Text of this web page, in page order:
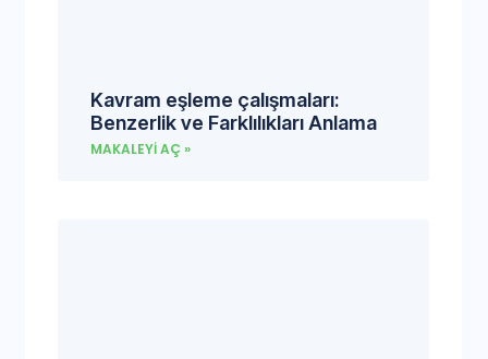
Kavram eşleme çalışmaları:
Benzerlik ve Farklılıkları Anlama
MAKALEYI AÇ »